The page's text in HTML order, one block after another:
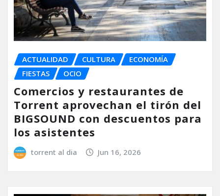
ACTUALIDAD CULTURA
ECONOMÍA
FIESTAS
OCIO
Comercios y restaurantes de
Torrent aprovechan el tirón del
BIGSOUND con descuentos para
los asistentes
torrent al dia Jun 16, 2026